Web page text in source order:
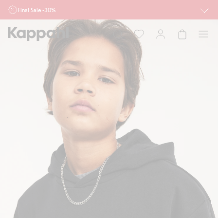
Final Sale -30%
Ważne przy zakupie min. 2 sztuk produktów włączonych w ofertę, również z
działu outlet do 10.8 w sklepach Kappahl i Newbie oraz na kappahl.com. Ofert
nie łączymy